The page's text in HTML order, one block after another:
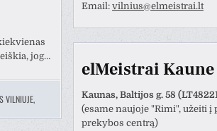
jog…
VILNIUJE,
Email: vilnius@elmeistrai.lt
elMeistrai Kaune
Kaunas, Baltijos g. 58
(esame naujoje "Rimi", užeiti į
prekybos centrą)